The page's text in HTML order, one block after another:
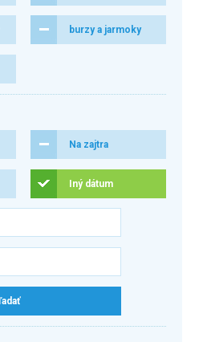
burzy a jarmoky
Na zajtra
Iný dátum